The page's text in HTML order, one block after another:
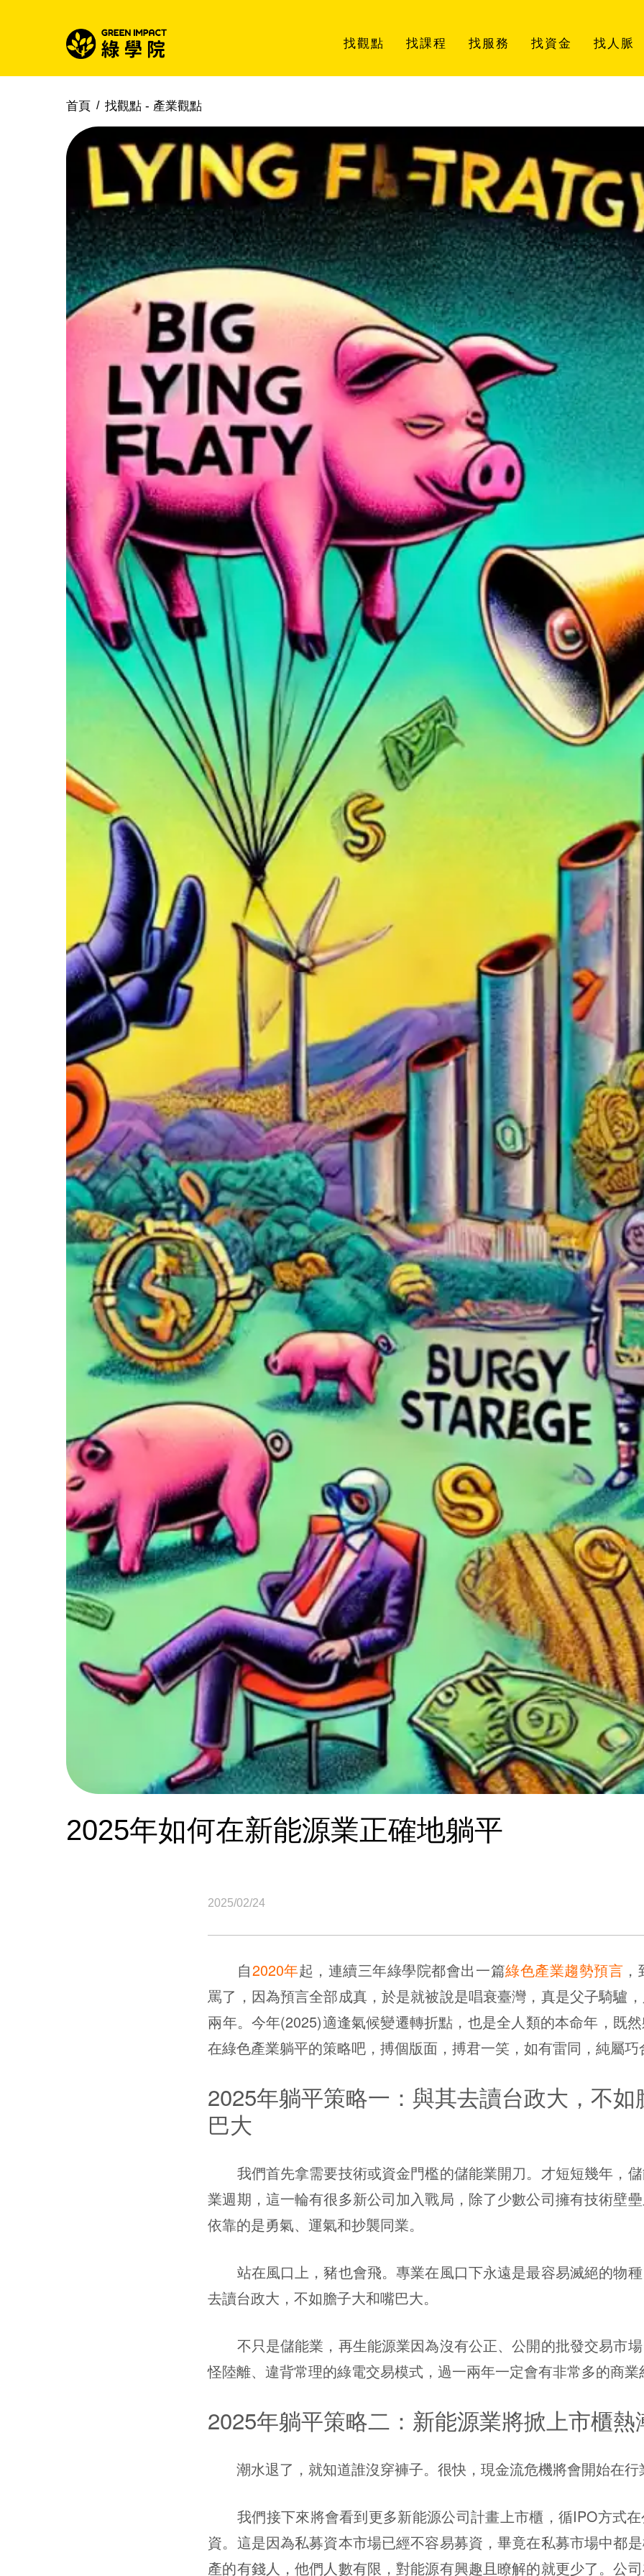
找觀點 找課程 找服務 找資金 找人脈
首頁 找觀點 - 產業觀點
2025年如何在新能源業正確地躺平
2025/02/24
自2020年起，連續三年綠學院都會出一篇綠色產業趨勢預言
罵了，因為預言全部成真，於是就被說是唱衰臺灣，真是父子騎驢
兩年。今年(2025)適逢氣候變遷轉折點，也是全人類的本命年，既
在綠色產業躺平的策略吧，搏個版面，搏君一笑，如有雷同，純屬巧
2025年躺平策略一：與其去讀台政大，不
巴大
我們首先拿需要技術或資金門檻的儲能業開刀。才短短幾年，
業週期，這一輪有很多新公司加入戰局，除了少數公司擁有技術壁
依靠的是勇氣、運氣和抄襲同業。
站在風口上，豬也會飛。專業在風口下永遠是最容易滅絕的物
去讀台政大，不如膽子大和嘴巴大。
不只是儲能業，再生能源業因為沒有公正、公開的批發交易市
怪陸離、違背常理的綠電交易模式，過一兩年一定會有非常多的商
2025年躺平策略二：新能源業將掀上市櫃熱
潮水退了，就知道誰沒穿褲子。很快，現金流危機將會開始在行
我們接下來將會看到更多新能源公司計畫上市櫃，循IPO方式在
資。這是因為私募資本市場已經不容易募資，畢竟在私募市場中都
產的有錢人，他們人數有限，對能源有興趣且瞭解的就更少了。公